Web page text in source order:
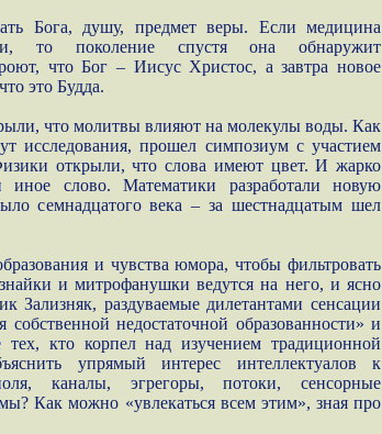
Бога, душу, предмет веры. Если медицина
то поколение спустя она обнаружит
что Бог – Иисус Христос, а завтра новое
это Будда.
что молитвы влияют на молекулы воды. Как
исследования, прошел симпозиум с участием
открыли, что слова имеют цвет. И жарко
иное слово. Математики разработали новую
семнадцатого века – за шестнадцатым шел
и чувства юмора, чтобы фильтровать
и митрофанушки ведутся на него, и ясно
Зализняк, раздуваемые дилетантами сенсации
недостаточной образованности» и
кто корпел над изучением традиционной
упрямый интерес интеллектуалов к
каналы, эгрегоры, потоки, сенсорные
Как можно «увлекаться всем этим», зная про